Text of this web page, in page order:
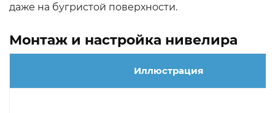
даже на бугристой поверхности.
Монтаж и настройка нивелира
Иллюстрация